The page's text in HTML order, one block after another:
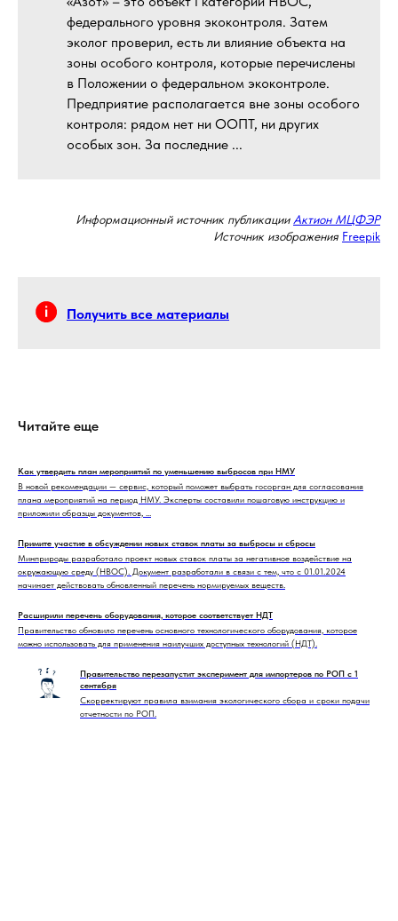
федерального уровня экоконтроля. Затем
эколог проверил, есть ли влияние объекта на
зоны особого контроля, которые перечислены
в Положении о федеральном экоконтроле.
Предприятие располагается вне зоны особого
контроля: рядом нет ни ООПТ, ни других
особых зон. За последние ...
Информационный источник публикацииАктион МЦФЭР
Источник изображения Freepik
Получить все материалы
Читайте еще
Как утвердить план мероприятий по уменьшению выбросов при НМУ
В новой рекомендации — сервис, который поможет выбрать госорган для согласования
плана мероприятий на период НМУ. Эксперты составили пошаговую инструкцию и
приложили образцы документов, ...
Примите участие в обсуждении новых ставок платы за выбросы и сбросы
Минприроды разработало проект новых ставок платы за негативное воздействие на
окружающую среду (НВОС). Документ разработали в связи с тем, что с 01.01.2024
начинает действовать обновленный перечень нормируемых веществ.
Расширили перечень оборудования, которое соответствует НДТ
Правительство обновило перечень основного технологического оборудования, которое
можно использовать для применения наилучших доступных технологий (НДТ).
Правительство перезапустит эксперимент для импортеров по РОП с 1
сентября
Скорректируют правила взимания экологического сбора и сроки подачи
отчетности по РОП.